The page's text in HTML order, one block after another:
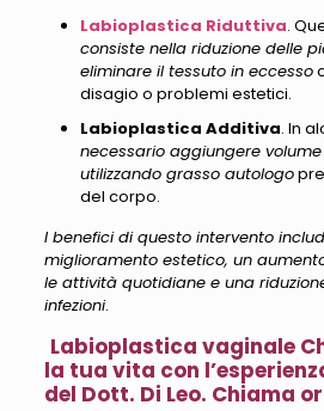
Labioplastica Riduttiva.
consiste nella riduzione delle
eliminare il tessuto in eccesso
disagio o problemi estetici.
Labioplastica Additiva. In
necessario aggiungere
utilizzando grasso autologo
del corpo.
I benefici di questo intervento
miglioramento estetico, un
le attività quotidiane e una
infezioni.
Labioplastica vaginale
la tua vita con
del Dott. Di Leo. Chiama